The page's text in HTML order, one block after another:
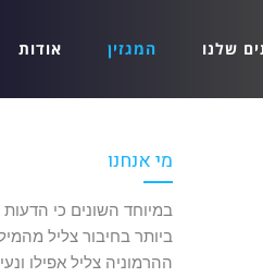
שלנו המגזין אודות
מי אנחנו
במיוחד השונים כי הדעות
ביותר בחיבור צליל
ההרמוניה צליל אפילו